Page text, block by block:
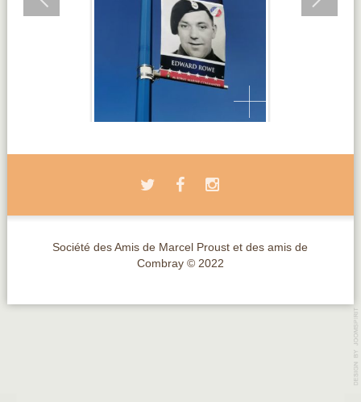
Société des Amis de Marcel Proust et des amis de
Combray © 2022